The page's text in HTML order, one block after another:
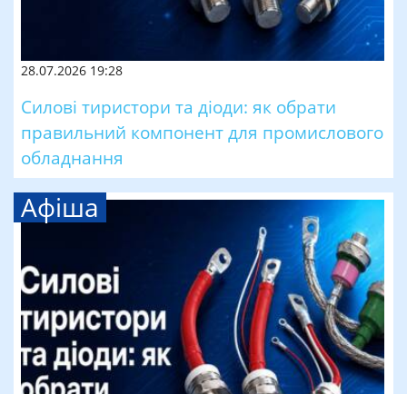
28.07.2026 19:28
Силові тиристори та діоди: як обрати
правильний компонент для промислового
обладнання
Афіша